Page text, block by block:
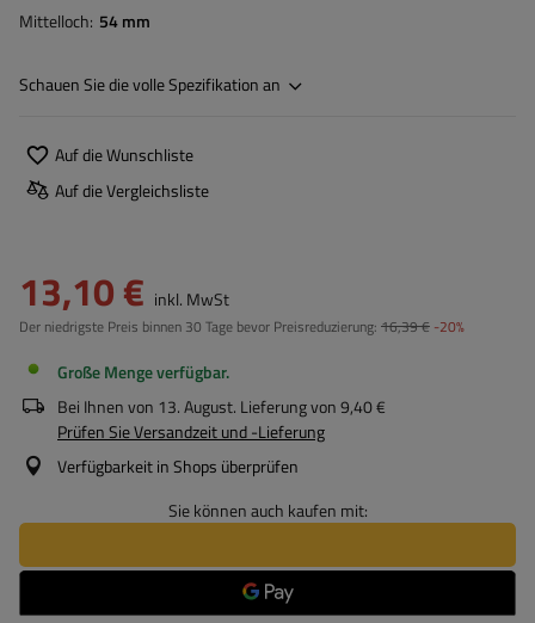
Mittelloch 54 mm
Schauen Sie die volle Spezifikation an
Auf die Wunschliste
Auf die Vergleichsliste
13,10 € inkl. MwSt
Der niedrigste Preis binnen 30 Tage bevor Preisreduzierung: 16,39 € -20%
Große Menge verfügbar
Bei Ihnen von 13. August. Lieferung von9,40 €
Prüfen Sie Versandzeit und -Lieferung
Verfügbarkeit in Shops überprüfen
Sie können auch kaufen mit: